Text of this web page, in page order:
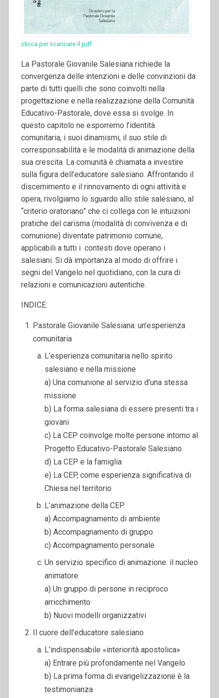
clicca per scaricare il pdf
La Pastorale Giovanile Salesiana richiede la
convergenza delle intenzioni e delle convinzioni da
parte di tutti quelli che sono coinvolti nella
progettazione e nella realizzazione della Comunità
Educativo-Pastorale, dove essa si svolge. In
questo capitolo ne esporremo l’identità
comunitaria, i suoi dinamismi, il suo stile di
corresponsabilità e le modalità di animazione della
sua crescita. La comunità è chiamata a investire
sulla figura dell’educatore salesiano. Affrontando il
discernimento e il rinnovamento di ogni attività e
opera, rivolgiamo lo sguardo allo stile salesiano, al
“criterio oratoriano” che ci collega con le intuizioni
pratiche del carisma (modalità di convivenza e di
comunione) diventate patrimonio comune,
applicabili a tutti i contesti dove operano i
salesiani. Si dà importanza al modo di offrire i
segni del Vangelo nel quotidiano, con la cura di
relazioni e comunicazioni autentiche.
INDICE:
Pastorale Giovanile Salesiana: un’esperienza
comunitaria
L’esperienza comunitaria nello spirito
salesiano e nella missione
a) Una comunione al servizio d’una stessa
missione
b) La forma salesiana di essere presenti tra i
giovani
c) La CEP coinvolge molte persone intorno al
Progetto Educativo-Pastorale Salesiano
d) La CEP e la famiglia
e) La CEP, come esperienza significativa di
Chiesa nel territorio
L’animazione della CEP
a) Accompagnamento di ambiente
b) Accompagnamento di gruppo
c) Accompagnamento personale
Un servizio specifico di animazione: il nucleo
animatore
a) Un gruppo di persone in reciproco
arricchimento
b) Nuovi modelli organizzativi
Il cuore dell’educatore salesiano
L’indispensabile «interiorità apostolica»
a) Entrare più profondamente nel Vangelo
b) La prima forma di evangelizzazione è la
testimonianza